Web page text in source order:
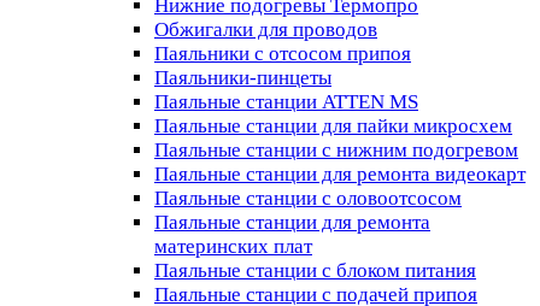
Нижние подогревы Термопро
Обжигалки для проводов
Паяльники с отсосом припоя
Паяльники-пинцеты
Паяльные станции ATTEN MS
Паяльные станции для пайки микросхем
Паяльные станции с нижним подогревом
Паяльные станции для ремонта видеокарт
Паяльные станции с оловоотсосом
Паяльные станции для ремонта
материнских плат
Паяльные станции с блоком питания
Паяльные станции с подачей припоя